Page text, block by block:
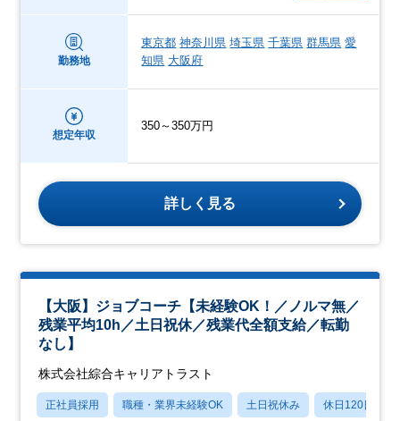
勤務地
東京都 神奈川県 埼玉県 千葉県 群馬県 愛
知県 大阪府
想定年収
350～350万円
詳しく見る
【大阪】ジョブコーチ【未経験OK！／ノルマ無／
残業平均10h／土日祝休／残業代全額支給／転勤
なし】
株式会社綜合キャリアトラスト
正社員採用 職種・業界未経験OK 土日祝休み 休日120日以上